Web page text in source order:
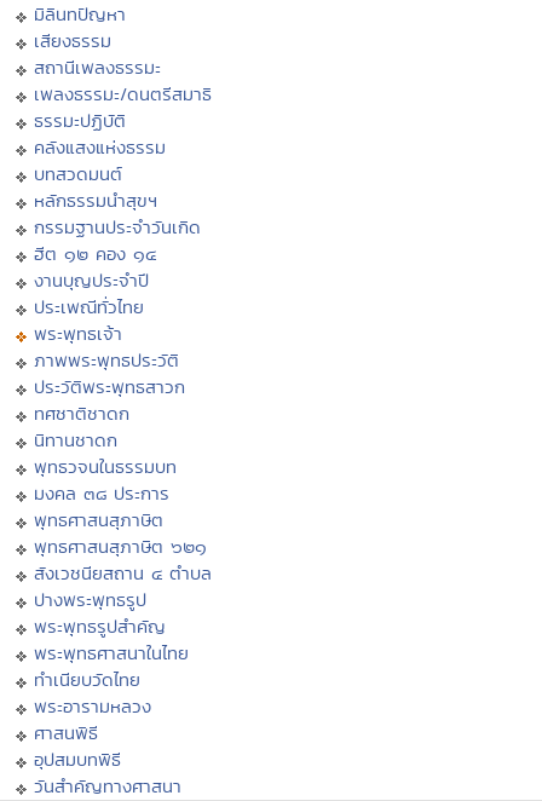
มิลินทปัญหา
เสียงธรรม
สถานีเพลงธรรมะ
เพลงธรรมะ/ดนตรีสมาธิ
ธรรมะปฏิบัติ
คลังแสงแห่งธรรม
บทสวดมนต์
หลักธรรมนำสุขฯ
กรรมฐานประจำวันเกิด
ฮีต ๑๒ คอง ๑๔
งานบุญประจำปี
ประเพณีทั่วไทย
พระพุทธเจ้า
ภาพพระพุทธประวัติ
ประวัติพระพุทธสาวก
ทศชาติชาดก
นิทานชาดก
พุทธวจนในธรรมบท
มงคล ๓๘ ประการ
พุทธศาสนสุภาษิต
พุทธศาสนสุภาษิต ๖๒๑
สังเวชนียสถาน ๔ ตำบล
ปางพระพุทธรูป
พระพุทธรูปสำคัญ
พระพุทธศาสนาในไทย
ทำเนียบวัดไทย
พระอารามหลวง
ศาสนพิธี
อุปสมบทพิธี
วันสำคัญทางศาสนา